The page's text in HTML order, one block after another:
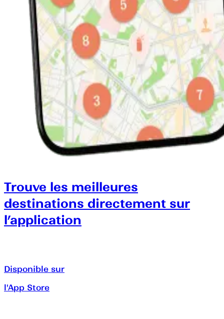
Trouve les meilleures
destinations directement sur
l’application
Disponible sur
l'App Store